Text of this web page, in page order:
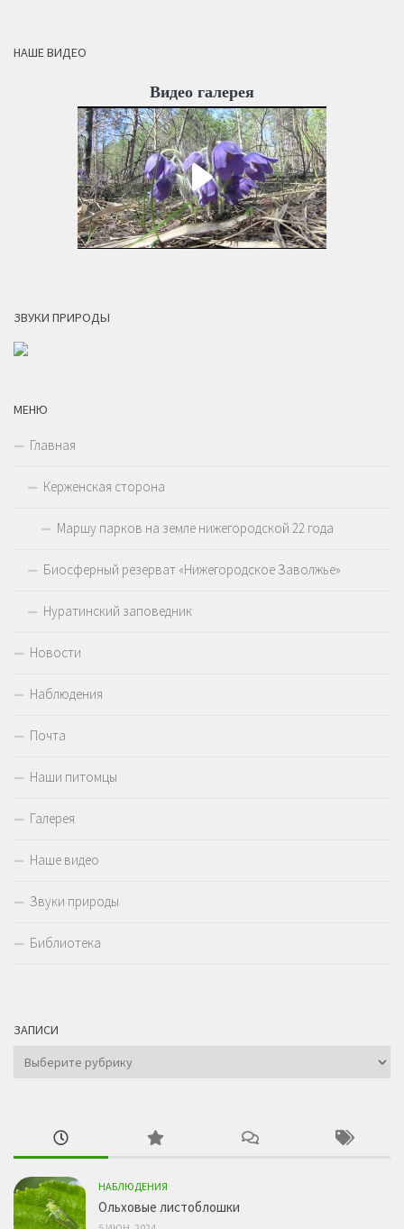
НАШЕ ВИДЕО
Видео галерея
ЗВУКИ ПРИРОДЫ
МЕНЮ
Главная
Керженская сторона
Маршу парков на земле нижегородской 22 года
Биосферный резерват «Нижегородское Заволжье»
Нуратинский заповедник
Новости
Наблюдения
Почта
Наши питомцы
Галерея
Наше видео
Звуки природы
Библиотека
ЗАПИСИ
Записи
НАБЛЮДЕНИЯ
Ольховые листоблошки